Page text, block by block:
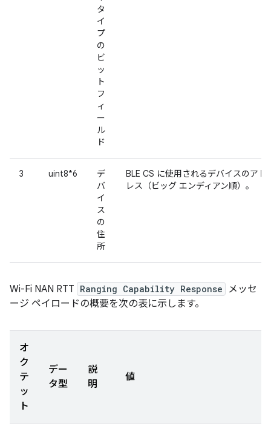
タ
イ
プ
の
ビ
ッ
ト
フ
ィ
ー
ル
ド
3 uint8*6
デ
バ
イ
ス
の
住
所
BLE CS に使用されるデバイスのアド
レス（ビッグ エンディアン順）。
Wi-Fi NAN RTT Ranging Capability Response
メッセ
ージ ペイロードの概要を次の表に示します。
オ
ク
テ
ッ
ト
デー
タ型
説
明
値